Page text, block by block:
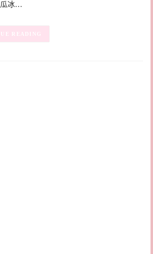
瓜冰…
READING